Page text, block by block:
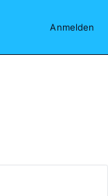
Anmelden